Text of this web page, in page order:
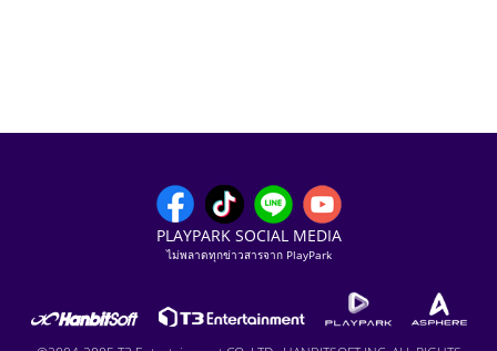
PLAYPARK SOCIAL MEDIA
ไม่พลาดทุกข่าวสารจาก PlayPark